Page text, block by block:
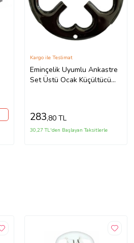
Eminçelik Uyumlu Ankastre
Set Üstü Ocak Küçültücü
Kargo ile Teslimat
283,80 TL
30,27 TL'den Başlayan Taksitlerle